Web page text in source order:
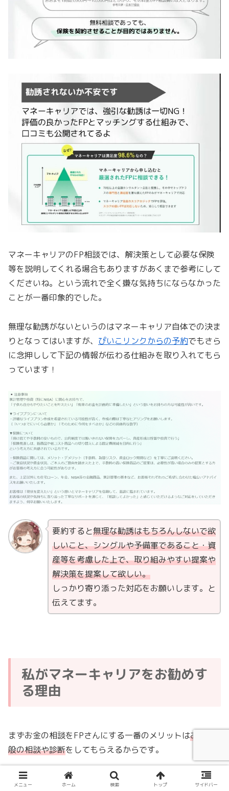
マネーキャリアのFP相談では、解決策として必要な保険
等を説明してくれる場合もありますがあくまで参考にして
くださいね。という流れで全く嫌な気持ちにならなかった
ことが一番印象的でした。
無理な勧誘がないというのはマネーキャリア自体での決ま
りとなってはいますが、 ぴいこリンクからの予約でもさら
に念押しして下記の情報が伝わる仕組みを取り入れてもら
っています！
要約すると無理な勧誘はもちろんしないで欲
しいこと、シングルや予備軍であること・資
産等を考慮した上で、取り組みやすい提案や
解決策を提案して欲しい。
しっかり寄り添った対応をお願いします。と
伝えてます。
私がマネーキャリアをお勧めす
る理由
まずお金の相談をFPさんにする一番のメリットはお金全
般の相談や診断をしてもらえるからです。
通常『保険の窓口』のような場所であれば保険の
メニュー ホーム 検索 トップ サイドバー